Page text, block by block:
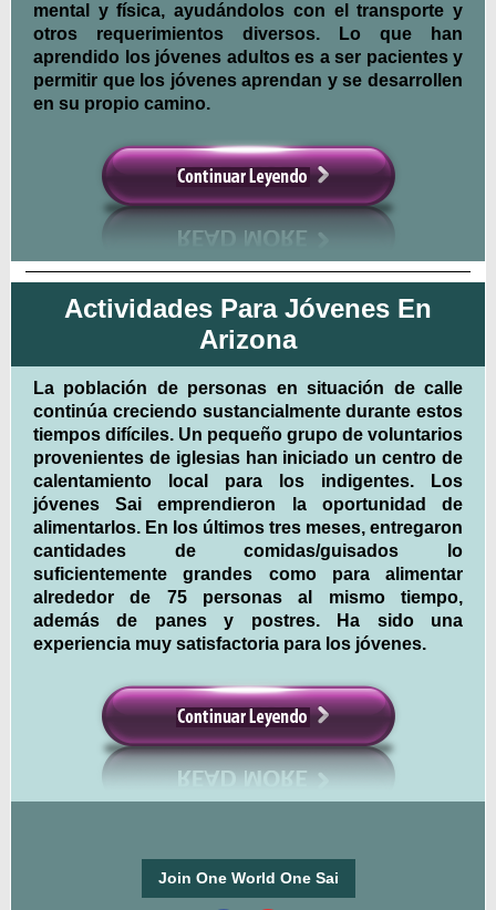
mental y física, ayudándolos con el transporte y
otros requerimientos diversos. Lo que han
aprendido los jóvenes adultos es a ser pacientes y
permitir que los jóvenes aprendan y se desarrollen
en su propio camino.
Actividades Para Jóvenes En
Arizona
La población de personas en situación de calle
continúa creciendo sustancialmente durante estos
tiempos difíciles. Un pequeño grupo de voluntarios
provenientes de iglesias han iniciado un centro de
calentamiento local para los indigentes. Los
jóvenes Sai emprendieron la oportunidad de
alimentarlos. En los últimos tres meses, entregaron
cantidades de comidas/guisados lo
suficientemente grandes como para alimentar
alrededor de 75 personas al mismo tiempo,
además de panes y postres. Ha sido una
experiencia muy satisfactoria para los jóvenes.
Join One World One Sai